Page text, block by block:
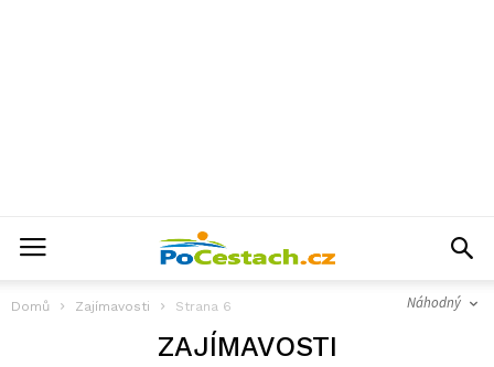
Domů Zajímavosti Strana 6 Náhodný
ZAJÍMAVOSTI